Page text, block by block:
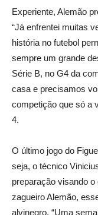
Experiente, Alemão
“Já enfrentei muitas
história no futebol
sempre um grande
Série B, no G4 da
casa e precisamos
competição que só a
4.
O último jogo do
seja, o técnico
preparação visando
zagueiro Alemão,
alvinegro. “Uma